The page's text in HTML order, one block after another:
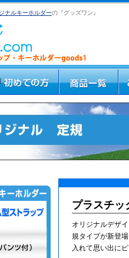
ナルキーホルダーの『グッズワン』
プラスチッ
オリジナルデザ
規タイプが新登
入れて思い出に